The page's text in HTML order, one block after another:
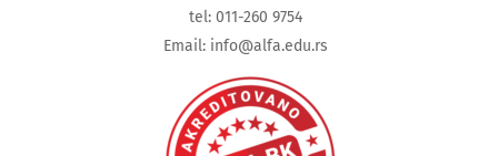
tel: 011-260 9754
Email: info@alfa.edu.rs